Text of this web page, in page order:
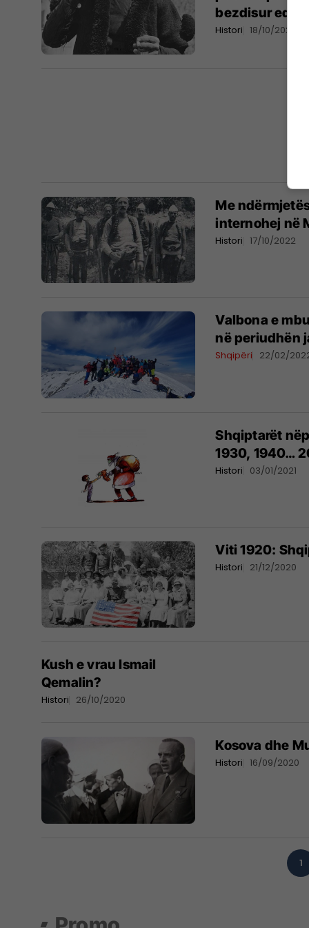
bezdisur edhe
Histori 18/10/2022
Me
internohej në
Histori 17/10/2022
Valbona e
në periudhën
Shqipëri 22/02/
Shqiptarët
1930, 1940…
Histori 03/01/2021
Viti 1920:
Histori 21/12/2020
Kush e vrau Ismail
Qemalin?
Histori 26/10/2020
Kosova dhe
Histori 16/09/2020
1